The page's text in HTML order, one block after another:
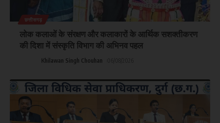
छत्तीसगढ़
लोक कलाओं के संरक्षण और कलाकारों के आर्थिक सशक्तीकरण
की दिशा में संस्कृति विभाग की अभिनव पहल
Khilawan Singh Chouhan